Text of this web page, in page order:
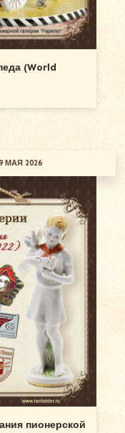
(World
МАЯ 2026
пионерской